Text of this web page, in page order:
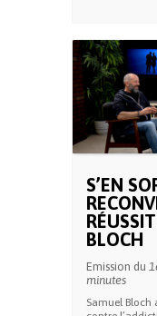
S’EN
BLOCH
Emission du
minutes
Samuel